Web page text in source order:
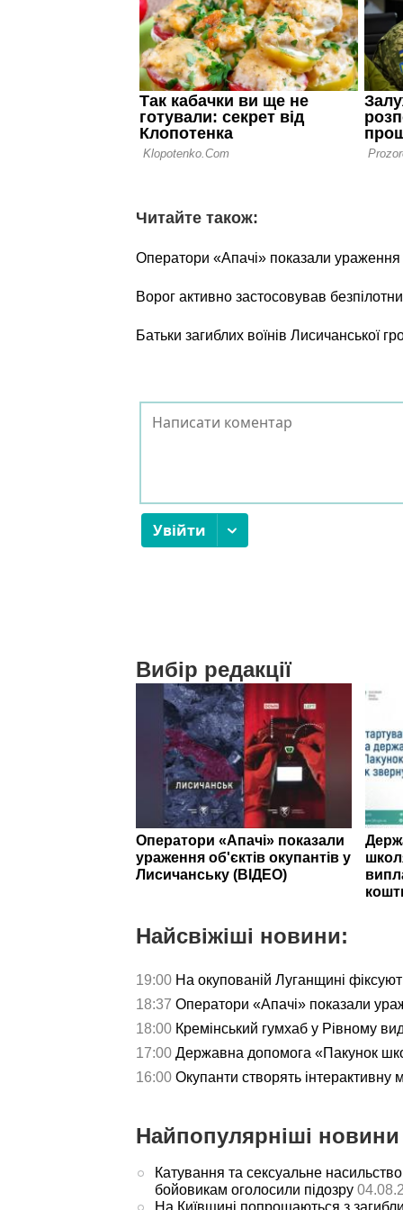
Читайте також:
Оператори «Апачі» показали ураження
Ворог активно застосовував
Батьки загиблих воїнів Лисичанської
Вибір редакції
Оператори «Апачі» показали
ураження об'єктів окупантів у
Лисичанську (ВІДЕО)
Найсвіжіші новини:
19:00 На окупованій Луганщині
18:37 Оператори «Апачі» показали
18:00 Кремінський гумхаб у Рівному
17:00 Державна допомога «Пакунок
16:00 Окупанти створять інтерактивну
Найпопулярніші
Катування та сексуальне
бойовикам оголосили підозру
На Київщині попрощаються з